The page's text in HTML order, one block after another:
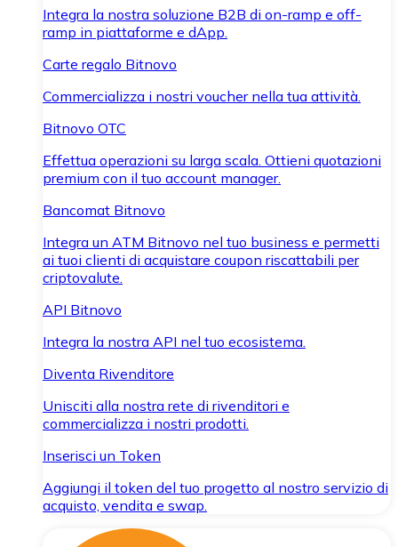
Integra la nostra soluzione B2B di on-ramp e off-
ramp in piattaforme e dApp.
Carte regalo Bitnovo
Commercializza i nostri voucher nella tua attività.
Bitnovo OTC
Effettua operazioni su larga scala. Ottieni quotazioni
premium con il tuo account manager.
Bancomat Bitnovo
Integra un ATM Bitnovo nel tuo business e permetti
ai tuoi clienti di acquistare coupon riscattabili per
criptovalute.
API Bitnovo
Integra la nostra API nel tuo ecosistema.
Diventa Rivenditore
Unisciti alla nostra rete di rivenditori e
commercializza i nostri prodotti.
Inserisci un Token
Aggiungi il token del tuo progetto al nostro servizio di
acquisto, vendita e swap.